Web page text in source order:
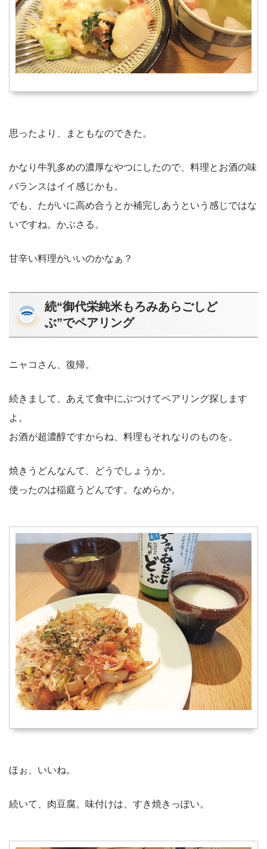
思ったより、まともなのできた。
かなり牛乳多めの濃厚なやつにしたので、料理とお酒の味
バランスはイイ感じかも。
でも、たがいに高め合うとか補完しあうという感じではな
いですね。かぶさる。
甘辛い料理がいいのかなぁ？
続“御代栄純米もろみあらごしど
ぶ”でペアリング
ニャコさん、復帰。
続きまして、あえて食中にぶつけてペアリング探します
よ。
お酒が超濃醇ですからね、料理もそれなりのものを。
焼きうどんなんて、どうでしょうか。
使ったのは稲庭うどんです。なめらか。
ほぉ、いいね。
続いて、肉豆腐。味付けは、すき焼きっぽい。